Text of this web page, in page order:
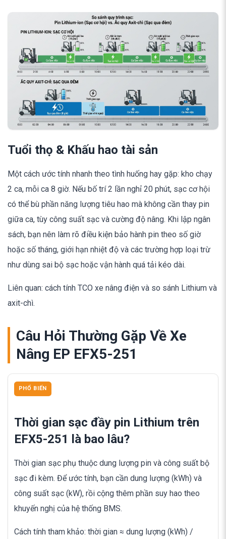
Tuổi thọ & Khấu hao tài sản
Một cách ước tính nhanh theo tình huống hay gặp: kho chạy
2 ca, mỗi ca 8 giờ. Nếu bố trí 2 lần nghỉ 20 phút, sạc cơ hội
có thể bù phần năng lượng tiêu hao mà không cần thay pin
giữa ca, tùy công suất sạc và cường độ nâng. Khi lập ngân
sách, bạn nên làm rõ điều kiện bảo hành pin theo số giờ
hoặc số tháng, giới hạn nhiệt độ và các trường hợp loại trừ
như dùng sai bộ sạc hoặc vận hành quá tải kéo dài.
Liên quan: cách tính TCO xe nâng điện và so sánh Lithium và
axit-chì.
Câu Hỏi Thường Gặp Về Xe
Nâng EP EFX5-251
PHỔ BIẾN
Thời gian sạc đầy pin Lithium trên
EFX5-251 là bao lâu?
Thời gian sạc phụ thuộc dung lượng pin và công suất bộ
sạc đi kèm. Để ước tính, bạn cần dung lượng (kWh) và
công suất sạc (kW), rồi cộng thêm phần suy hao theo
khuyến nghị của hệ thống BMS.
Cách tính tham khảo: thời gian ≈ dung lượng (kWh) /